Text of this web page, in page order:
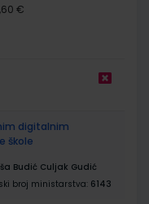
€
digitalnim
škole
Budić Culjak Gudić
broj ministarstva: 6143